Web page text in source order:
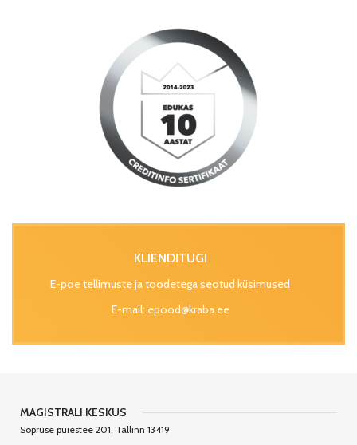
KLIENDITUGI
E-poe tellimuste ja toodetega seotud küsimused
E-mail: epood@kraba.ee
MAGISTRALI KESKUS
Sõpruse puiestee 201, Tallinn 13419